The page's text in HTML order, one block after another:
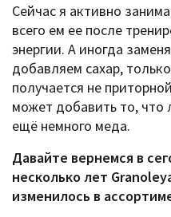
Сейчас я активно
всего ем ее после
энергии. А иногда
добавляем сахар,
получается не
может добавить то,
ещё немного меда.
Давайте вернемся в
несколько лет
изменилось в